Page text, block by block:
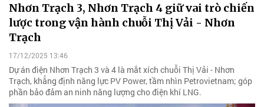
Nhơn Trạch 3, Nhơn Trạch 4 giữ vai trò chiến
lược trong vận hành chuỗi Thị Vải - Nhơn
Trạch
17/12/2025 13:46
Dự án điện Nhơn Trạch 3 và 4 là mắt xích chuỗi Thị Vải - Nhơn
Trạch, khẳng định năng lực PV Power, tầm nhìn Petrovietnam; góp
phần bảo đảm an ninh năng lượng cho điện khí LNG.